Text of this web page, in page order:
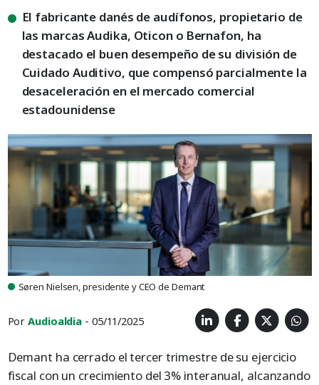
El fabricante danés de audífonos, propietario de
las marcas Audika, Oticon o Bernafon, ha
destacado el buen desempeño de su división de
Cuidado Auditivo, que compensó parcialmente la
desaceleración en el mercado comercial
estadounidense
Søren Nielsen, presidente y CEO de Demant
PorAudioaldia - 05/11/2025
Demant ha cerrado el tercer trimestre de su ejercicio
fiscal con un crecimiento del 3% interanual, alcanzando